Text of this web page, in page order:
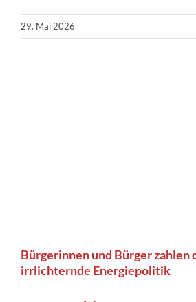
29. Mai 2026
Bürgerinnen und Bürger zahlen
irrlichternde Energiepolitik